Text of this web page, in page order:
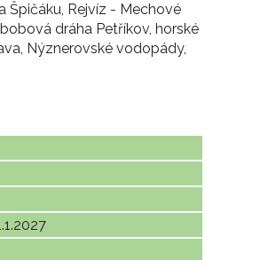
Špičáku, Rejvíz - Mechové
dráha Petříkov, horské
Nýznerovské vodopády,